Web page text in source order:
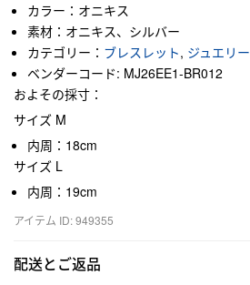
カラー：オニキス
素材：オニキス、シルバー
カテゴリー： ブレスレット, ジュエリー
ベンダーコード: MJ26EE1-BR012
およその採寸：
サイズ M
内周：18cm
サイズ L
内周：19cm
アイテム ID: 949355
配送とご返品